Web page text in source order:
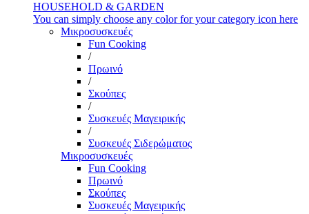
HOUSEHOLD & GARDEN
You can simply choose any color for your category icon here
Μικροσυσκευές
Fun Cooking
/
Πρωινό
/
Σκούπες
/
Συσκευές Μαγειρικής
/
Συσκευές Σιδερώματος
Μικροσυσκευές
Fun Cooking
Πρωινό
Σκούπες
Συσκευές Μαγειρικής